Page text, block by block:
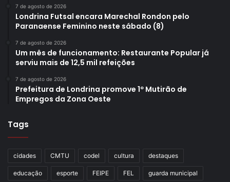
7 de agosto de 2026
Londrina Futsal encara Marechal Rondon pelo
Paranaense Feminino neste sábado (8)
7 de agosto de 2026
Um mês de funcionamento: Restaurante Popular já
serviu mais de 12,5 mil refeições
7 de agosto de 2026
Prefeitura de Londrina promove 1º Mutirão de
Empregos da Zona Oeste
Tags
cidades CMTU codel cultura destaques
educação esporte FEIPE FEL guarda municipal